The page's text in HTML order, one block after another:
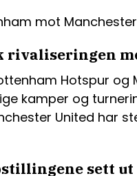
mot
rivaliseringen
Hotspur
kamper og
United har
sett